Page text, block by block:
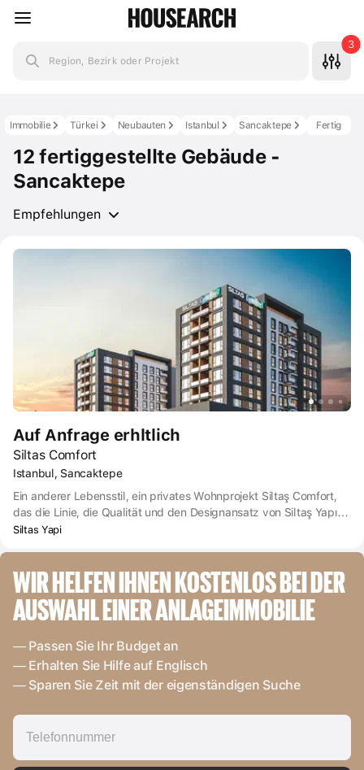
Region, Bezirk oder Projekt
3
Fertig
Sancaktepe
Istanbul
Neubauten
Türkei
Immobilie
12 fertiggestellte Gebäude -
Sancaktepe
Empfehlungen
Auf Anfrage erhltlich
Siltas Comfort
Istanbul, Sancaktepe
Ein anderer Lebensstil, ein privates Wohnprojekt Siltaş Comfort,
das die Linie, die Qualität und den Designansatz von Siltaş Yapı
widerspiegelt. Es unterscheidet sich erneut durch seine
für jeden Geschmack und seine ungewöhnlichen sozialen
Einrichtungen.
Siltas Yapi
WIR HELFEN IHNEN KOSTENLOS BEI DER
AUSWAHL EINER ANLAGEIMMOBILIE
— Passen Sie Ihr Budget an
— Erhalten Sie Hilfe auf Englisch
— Sparen Sie Zeit mit der eigenständigen Suche